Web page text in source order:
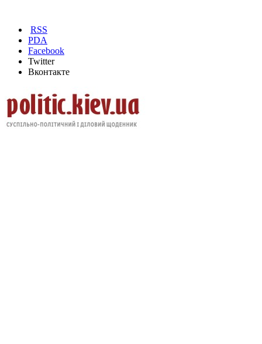
RSS
PDA
Facebook
Twitter
Вконтакте